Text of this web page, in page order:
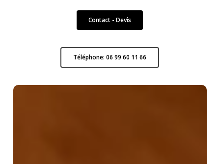
Contact - Devis
Téléphone: 06 99 60 11 66